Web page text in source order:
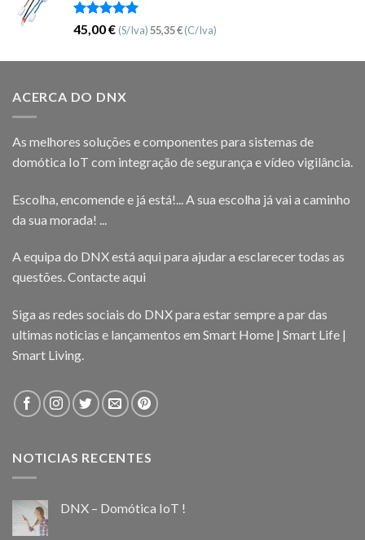
Avaliação
5.00
de 5
45,00€ (S/Iva)55,35€(C/Iva)
ACERCA DO DNX
As melhores soluções e componentes para sistemas de
domótica IoT com integração de segurança e vídeo vigilância.
Escolha, encomende e já está!... A sua escolha já vai a caminho
da sua morada! ...
A equipa do DNX está aqui para ajudar a esclarecer todas as
questões.Contacte aqui
Siga as redes sociais do DNX para estar sempre a par das
ultimas noticias e lançamentos em Smart Home | Smart Life |
Smart Living.
NOTICIAS RECENTES
DNX – Domótica IoT !